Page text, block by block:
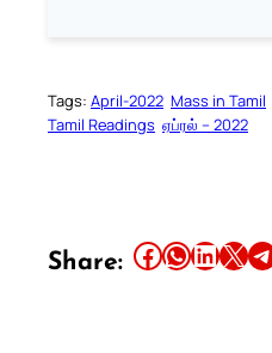
Tags: April-2022 Mass in Tamil
Tamil Readings ஏப்ரல் – 2022
Share: Share this article on Facebook Share this article on WhatsApp Share this article on LinkedIn Share this article on X Share this article on Telegram